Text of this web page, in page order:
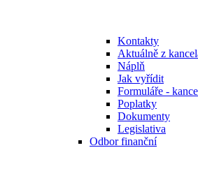
Kontakty
Aktuálně z
Náplň
Jak vyřídit
Formuláře -
Poplatky
Dokumenty
Legislativa
Odbor finanční